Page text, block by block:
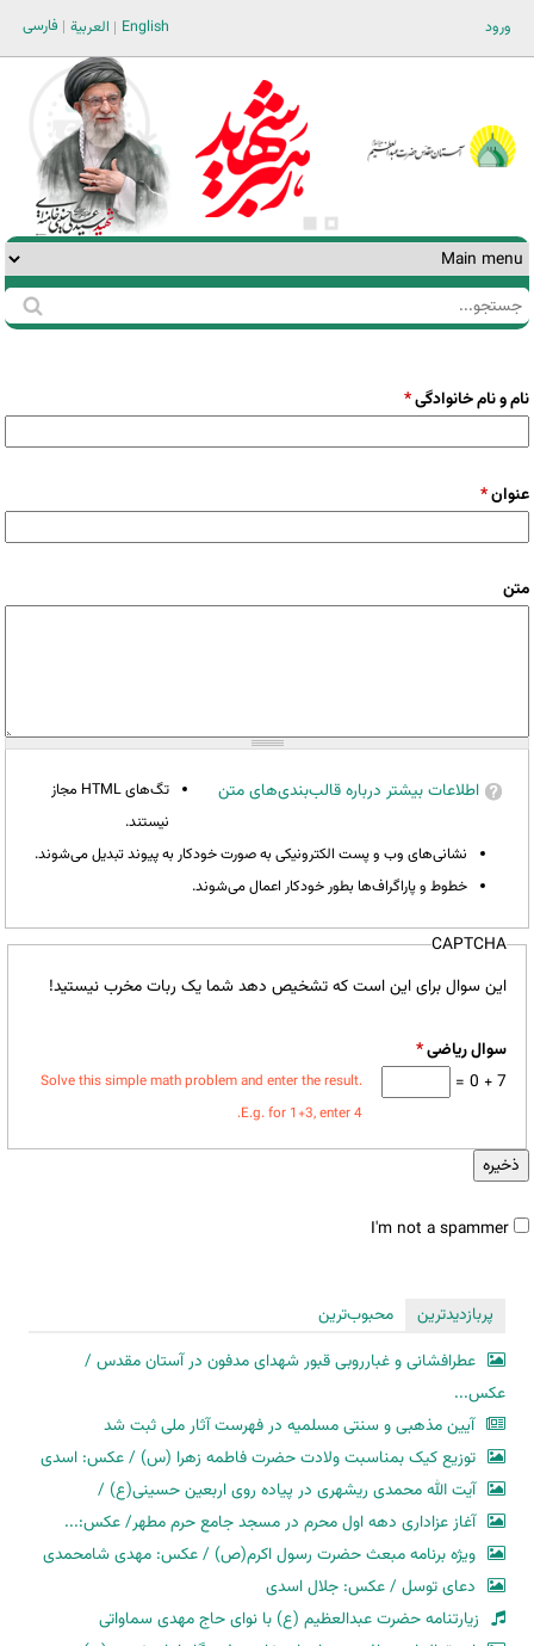
ورود فارسی العربية English
فرم
جستجو
نام و نام خانوادگی*
عنوان*
متن
اطلاعات بیشتر درباره قالب‌بندی‌های متن
تگ‌های HTML مجاز
نیستند.
نشانی‌های وب و پست الکترونیکی به صورت خودکار به پیوند تبدیل می‌شوند.
خطوط و پاراگراف‌ها بطور خودکار اعمال می‌شوند.
CAPTCHA
این سوال برای این است که تشخیص دهد شما یک ربات مخرب نیستید!
سوال ریاضی*
7 + 0 =
Solve this simple math problem and enter the result.
E.g. for 1+3, enter 4.
عمودی
I'm not a spammer
spammer
پربازدیدترین
محبوب‌ترین
عطرافشانی و غبارروبی قبور شهدای مدفون در آستان مقدس /
عکس...
آیین مذهبی و سنتی مسلمیه در فهرست آثار ملی ثبت شد
توزیع کیک بمناسبت ولادت حضرت فاطمه زهرا (س) / عکس: اسدی
آیت الله محمدی ریشهری در پیاده روی اربعین حسینی(ع) /
آغاز عزاداری دهه اول محرم در مسجد جامع حرم مطهر/ عکس:...
ویژه برنامه مبعث حضرت رسول اکرم(ص) / عکس: مهدی شامحمدی
دعای توسل / عکس: جلال اسدی
زیارتنامه حضرت عبدالعظیم (ع) با نوای حاج مهدی سماواتی